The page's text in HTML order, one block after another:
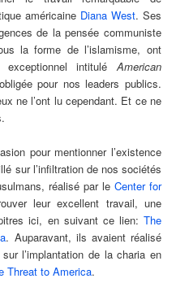
américaine Diana West. Ses
de la pensée communiste
la forme de l’islamisme, ont
intitulé American
pour nos leaders publics.
ne l’ont lu cependant. Et ce ne
pour mentionner l’existence
sur l’infiltration de nos sociétés
réalisé par le Center for
leur excellent travail, une
ici, en suivant ce lien: The
. Auparavant, ils avaient réalisé
l’implantation de la charia en
Threat to America.